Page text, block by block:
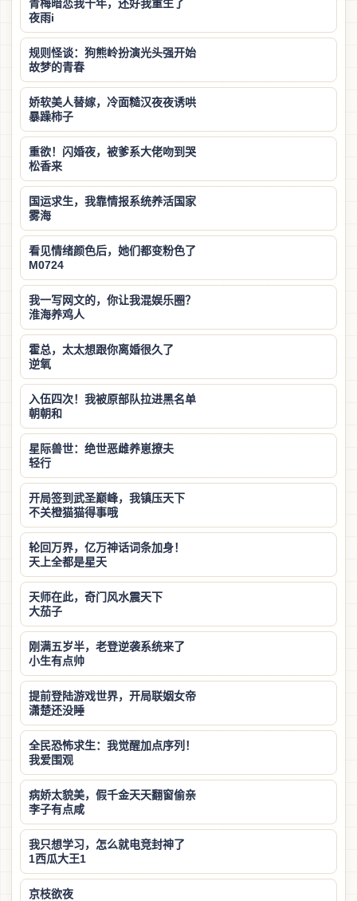
青梅暗恋我十年，还好我重生了
夜雨i
规则怪谈：狗熊岭扮演光头强开始
故梦的青春
娇软美人替嫁，冷面糙汉夜夜诱哄
暴躁柿子
重欲！闪婚夜，被爹系大佬吻到哭
松香来
国运求生，我靠情报系统养活国家
雾海
看见情绪颜色后，她们都变粉色了
M0724
我一写网文的，你让我混娱乐圈？
淮海养鸡人
霍总，太太想跟你离婚很久了
逆氧
入伍四次！我被原部队拉进黑名单
朝朝和
星际兽世：绝世恶雌养崽撩夫
轻行
开局签到武圣巅峰，我镇压天下
不关橙猫猫得事哦
轮回万界，亿万神话词条加身！
天上全都是星天
天师在此，奇门风水震天下
大茄子
刚满五岁半，老登逆袭系统来了
小生有点帅
提前登陆游戏世界，开局联姻女帝
潇楚还没睡
全民恐怖求生：我觉醒加点序列！
我爱围观
病娇太貌美，假千金天天翻窗偷亲
李子有点咸
我只想学习，怎么就电竞封神了
1西瓜大王1
京枝欲夜